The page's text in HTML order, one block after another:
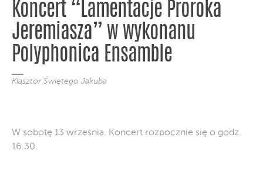
Koncert “Lamentacje Proroka
Jeremiasza” w wykonanu
Polyphonica Ensamble
Klasztor Świętego Jakuba
W sobotę 13 września. Koncert rozpocznie się o godz.
16.30.